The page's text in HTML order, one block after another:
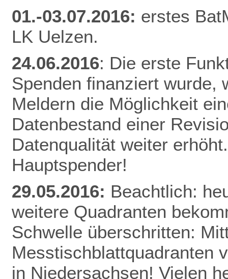
01.-03.07.2016: erstes
LK Uelzen.
24.06.2016: Die erste
Spenden finanziert wurde,
Meldern die Möglichkeit
Datenbestand einer
Datenqualität weiter
Hauptspender!
29.05.2016: Beachtlich:
weitere Quadranten
Schwelle überschritten:
Messtischblattquadranten
in Niedersachsen! Vielen